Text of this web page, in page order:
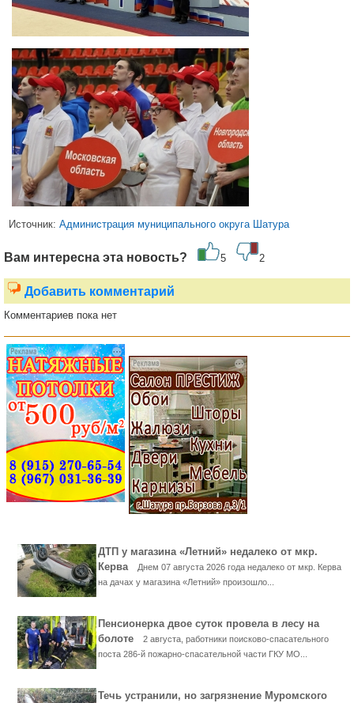
Источник: Администрация муниципального округа Шатура
Вам интересна эта новость? 5 2
Добавить комментарий
Комментариев пока нет
ДТП у магазина «Летний» недалеко от мкр.
Керва
Днем 07 августа 2026 года недалеко от мкр. Керва
на дачах у магазина «Летний» произошло...
Пенсионерка двое суток провела в лесу на
болоте
2 августа, работники поисково-спасательного
поста 286-й пожарно-спасательной части ГКУ МО...
Течь устранили, но загрязнение Муромского